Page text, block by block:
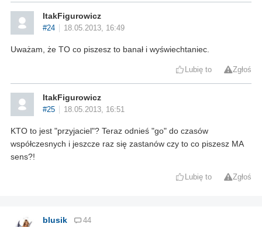
ItakFigurowicz
#24 18.05.2013, 16:49
Uważam, że TO co piszesz to banał i wyświechtaniec.
Lubię to Zgłoś
ItakFigurowicz
#25 18.05.2013, 16:51
KTO to jest "przyjaciel"? Teraz odnieś "go" do czasów
współczesnych i jeszcze raz się zastanów czy to co piszesz MA
sens?!
Lubię to Zgłoś
blusik
44